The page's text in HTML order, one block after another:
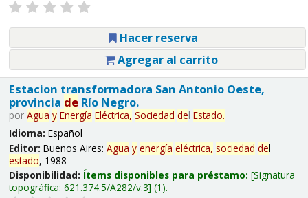
Hacer reserva
Agregar al carrito
Estacion transformadora San Antonio Oeste,
provincia deRío Negro.
por Agua y Energía Eléctrica, Sociedad del Estado.
Idioma: Español
Editor: Buenos Aires: Agua y energía eléctrica, sociedad del
estado, 1988
Disponibilidad: Ítems disponibles para préstamo: Signatura
topográfica: 621.374.5/A282/v.3 (1).